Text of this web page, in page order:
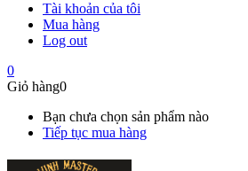
Tài khoản của tôi
Mua hàng
Log out
0
Giỏ hàng0
Bạn chưa chọn sản phẩm nào
Tiếp tục mua hàng